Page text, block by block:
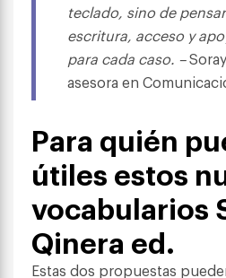
teclado, sino de
escritura, acceso y
para cada caso. –
asesora en
Para quién
útiles estos
vocabularios
Qinera ed.
Estas dos propuestas